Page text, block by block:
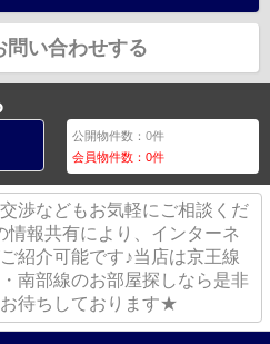
問い合わせする
公開物件数：0件
会員物件数：0件
渉などもお気軽にご相談くだ
情報共有により、インターネ
紹介可能です♪当店は京王線
南部線のお部屋探しなら是非
待ちしております★